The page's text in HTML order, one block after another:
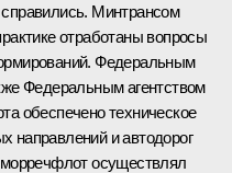
Минтрансом
отработаны вопросы
Федеральным
Федеральным агентством
обеспечено техническое
направлений и автодорог
осуществлял